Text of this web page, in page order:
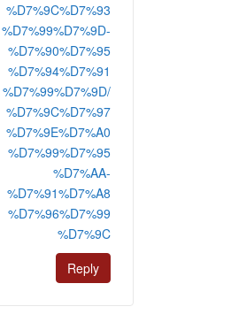
%D7%9C%D7%93
%D7%99%D7%9D-
%D7%90%D7%95
%D7%94%D7%91
%D7%99%D7%9D/
%D7%9C%D7%97
%D7%9E%D7%A0
%D7%99%D7%95
%D7%AA-
%D7%91%D7%A8
%D7%96%D7%99
%D7%9C
Reply